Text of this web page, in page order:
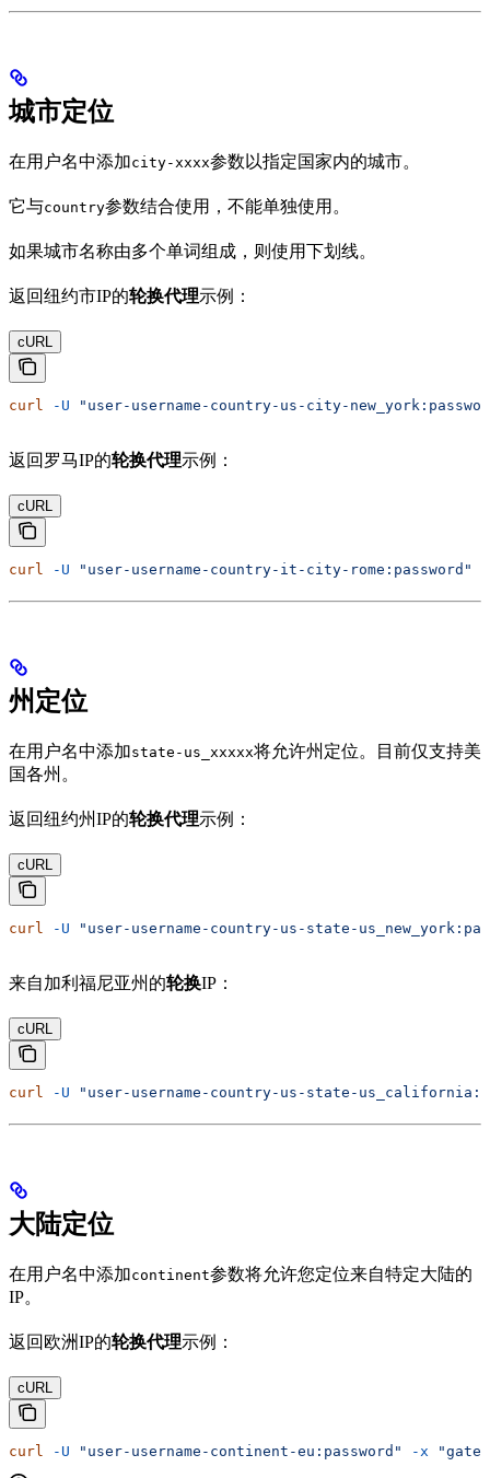
城市定位
在用户名中添加city-xxxx参数以指定国家内的城市。
它与country参数结合使用，不能单独使用。
如果城市名称由多个单词组成，则使用下划线。
返回纽约市IP的轮换代理示例：
cURL
curl -U "user-username-country-us-city-
返回罗马IP的轮换代理示例：
cURL
curl -U "user-username-country-it-city-rome:password"
州定位
在用户名中添加state-us_xxxxx将允许州定位。目前仅支持美
国各州。
返回纽约州IP的轮换代理示例：
cURL
curl -U "user-username-country-us-state-
来自加利福尼亚州的轮换IP：
cURL
curl -U "user-username-country-us-state-
大陆定位
在用户名中添加continent参数将允许您定位来自特定大陆的
IP。
返回欧洲IP的轮换代理示例：
cURL
curl -U "user-username-continent-eu:password" -x